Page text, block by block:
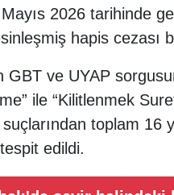
2026 tarihinde
hapis cezası
GBT ve UYAP
ile “Kilitlenmek
suçlarından toplam
edildi.